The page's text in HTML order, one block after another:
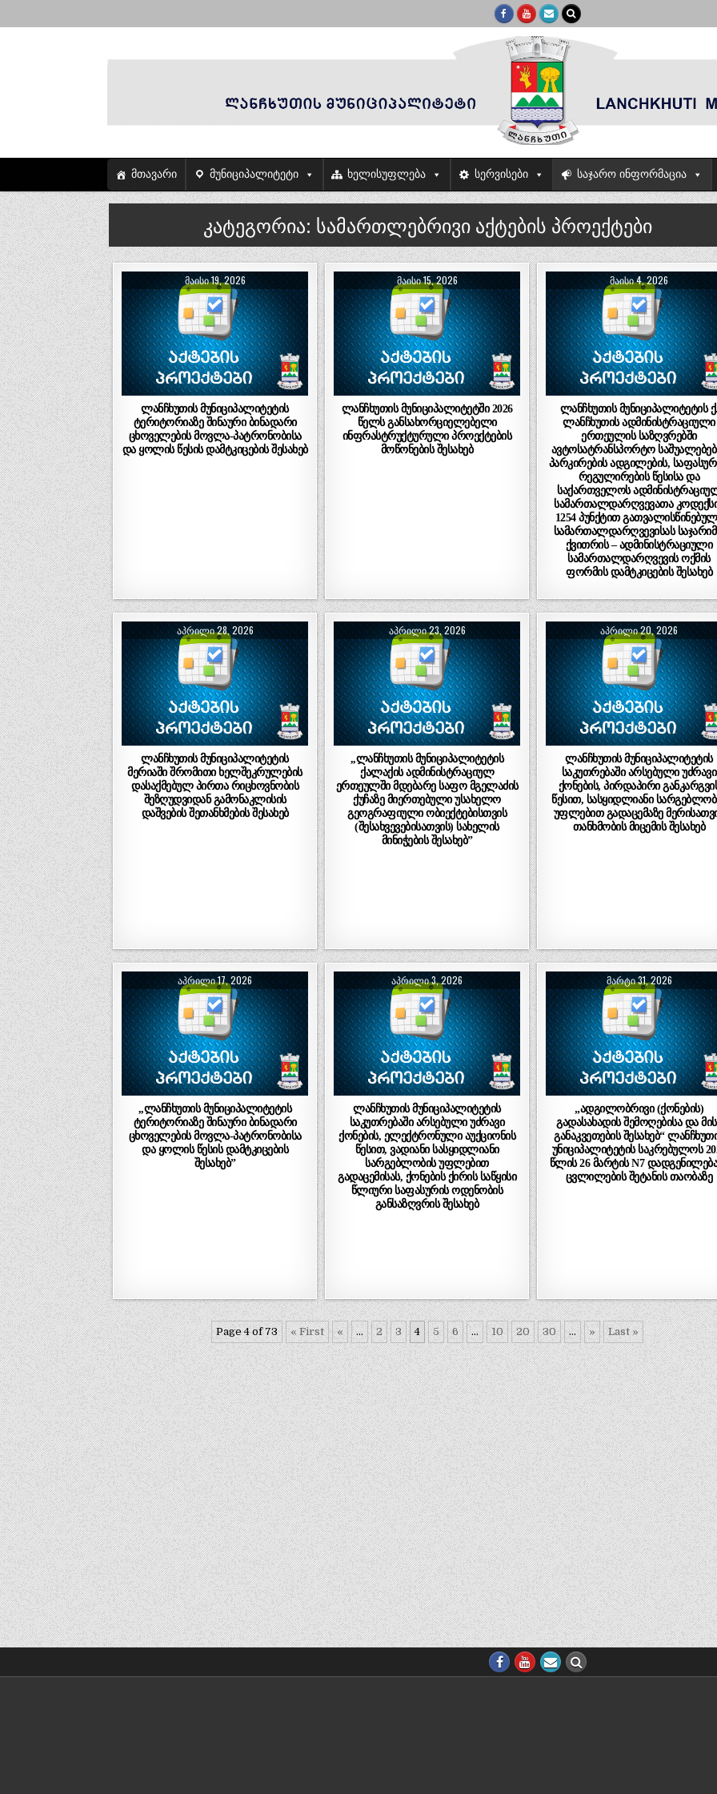
მთავარი მუნიციპალიტეტი ხელისუფლება სერვისები საჯარო ინფორმაცია
კატეგორია: სამართლებრივი აქტების პროექტები
ᲛᲐᲘᲡᲘ 19, 2026
ლანჩხუთის მუნიციპალიტეტის
ტერიტორიაზე შინაური ბინადარი
ცხოველების მოვლა-პატრონობისა
და ყოლის წესის დამტკიცების შესახებ
ᲛᲐᲘᲡᲘ 15, 2026
ლანჩხუთის მუნიციპალიტეტში 2026
წელს განსახორციელებელი
ინფრასტრუქტურული პროექტების
მოწონების შესახებ
ᲛᲐᲘᲡᲘ 4, 2026
ლანჩხუთის მუნიციპალიტეტის ქ.
ლანჩხუთის ადმინისტრაციული
ერთეულის საზღვრებში
ავტოსატრანსპორტო
პარკირების ადგილების,
რეგულირების წესისა და
საქართველოს
სამართალდარღვევათა
1254 პუნქტით
სამართალდარღვევისას
ქვითრის – ადმინისტრაციული
სამართალდარღვევის ოქმის
ფორმის დამტკიცების შესახებ
ᲐᲞᲠᲘᲚᲘ 28, 2026
ლანჩხუთის მუნიციპალიტეტის
მერიაში შრომითი ხელშეკრულების
დასაქმებულ პირთა რიცხოვნობის
შეზღუდვიდან გამონაკლისის
დაშვების შეთანხმების შესახებ
ᲐᲞᲠᲘᲚᲘ 23, 2026
,,ლანჩხუთის მუნიციპალიტეტის
ქალაქის ადმინისტრაციულ
ერთეულში მდებარე საფო მგელაძის
ქუჩაზე მიერთებული უსახელო
გეოგრაფიული ობიექტებისთვის
(შესახვევებისათვის) სახელის
მინიჭების შესახებ”
ᲐᲞᲠᲘᲚᲘ 20, 2026
ლანჩხუთის მუნიციპალიტეტის
საკუთრებაში არსებული უძრავი
ქონების, პირდაპირი
წესით, სასყიდლიანი
უფლებით გადაცემაზე
თანხმობის მიცემის შესახებ
ᲐᲞᲠᲘᲚᲘ 17, 2026
,,ლანჩხუთის მუნიციპალიტეტის
ტერიტორიაზე შინაური ბინადარი
ცხოველების მოვლა-პატრონობისა
და ყოლის წესის დამტკიცების
შესახებ”
ᲐᲞᲠᲘᲚᲘ 3, 2026
ლანჩხუთის მუნიციპალიტეტის
საკუთრებაში არსებული უძრავი
ქონების, ელექტრონული აუქციონის
წესით, ვადიანი სასყიდლიანი
სარგებლობის უფლებით
გადაცემისას, ქონების ქირის საწყისი
წლიური საფასურის ოდენობის
განსაზღვრის შესახებ
ᲛᲐᲠᲢᲘ 31, 2026
„ადგილობრივი (ქონების)
გადასახადის შემოღებისა და
განაკვეთების შესახებ“
უნიციპალიტეტის საკრებულოს
წლის 26 მარტის N7
ცვლილების შეტანის თაობაზე
Page 4 of 73 « First « ... 2 3 4 5 6 ... 10 20 30 ... » Last »